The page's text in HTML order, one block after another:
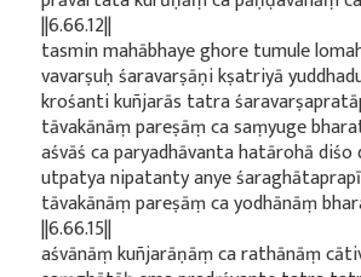
||6.66.12||
tasmin mahābhaye ghore tumule
vavarṣuḥ śaravarṣāṇi kṣatriyā
krośanti kuñjarās tatra
tāvakānāṃ pareṣāṃ ca saṃyuge
aśvāś ca paryadhāvanta hatārohā diśo
utpatya nipatanty anye
tāvakānāṃ pareṣāṃ ca yodhānāṃ
||6.66.15||
aśvānāṃ kuñjarāṇāṃ ca rathānāṃ